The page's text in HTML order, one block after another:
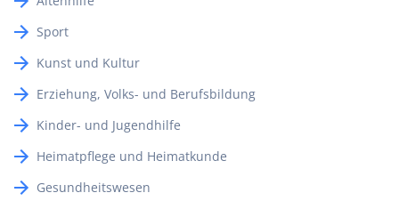
Sport
Kunst und Kultur
Erziehung, Volks- und Berufsbildung
Kinder- und Jugendhilfe
Heimatpflege und Heimatkunde
Gesundheitswesen